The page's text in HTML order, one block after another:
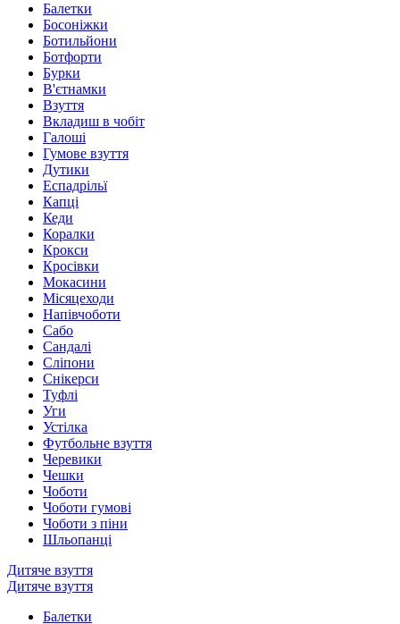
Балетки
Босоніжки
Ботильйони
Ботфорти
Бурки
В'єтнамки
Взуття
Вкладиш в чобіт
Галоші
Гумове взуття
Дутики
Еспадрільї
Капці
Кеди
Коралки
Крокси
Кросівки
Мокасини
Місяцеходи
Напівчоботи
Сабо
Сандалі
Сліпони
Снікерси
Туфлі
Уги
Устілка
Футбольне взуття
Черевики
Чешки
Чоботи
Чоботи гумові
Чоботи з піни
Шльопанці
Дитяче взуття
Дитяче взуття
Балетки